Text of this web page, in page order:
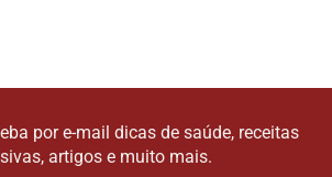
por e-mail dicas de saúde, receitas
artigos e muito mais.